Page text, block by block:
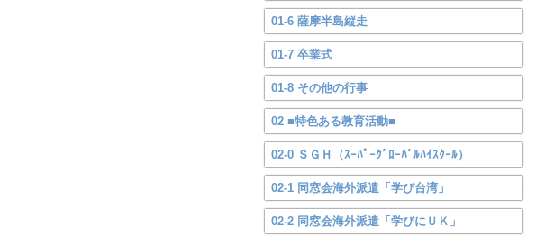
01-6 薩摩半島縦走
01-7 卒業式
01-8 その他の行事
02 ■特色ある教育活動■
02-0 ＳＧＨ（ｽｰﾊﾟｰｸﾞﾛｰﾊﾞﾙﾊｲｽｸｰﾙ）
02-1 同窓会海外派遣「学び台湾」
02-2 同窓会海外派遣「学びにＵＫ」